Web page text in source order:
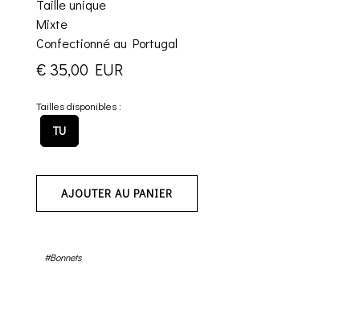
Taille unique
Mixte
Confectionné au Portugal
€ 35,00 EUR
Tailles disponibles :
TU
AJOUTER AU PANIER
#Bonnets